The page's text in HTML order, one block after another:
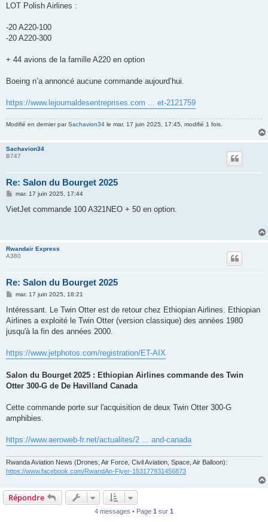
LOT Polish Airlines :
-20 A220-100
-20 A220-300
+ 44 avions de la famille A220 en option
Boeing n’a annoncé aucune commande aujourd’hui.
https://www.lejournaldesentreprises.com ... et-2121759
Modifié en dernier parSachavion34 le mar. 17 juin 2025, 17:45, modifié 1 fois.
Sachavion34
B747
Re: Salon du Bourget 2025
M
s
mar. 17 juin 2025, 17:44
VietJet commande 100 A321NEO + 50 en option.
Rwandair Express
A380
Re: Salon du Bourget 2025
M
s
a
g
mar. 17 juin 2025, 18:21
Intéressant. Le Twin Otter est de retour chez Ethiopian Airlines. Ethiopian
Airlines a exploité le Twin Otter (version classique) des années 1980
jusqu'à la fin des années 2000.
https://www.jetphotos.com/registration/ET-AIX
Salon du Bourget 2025 : Ethiopian Airlines commande des Twin
Otter 300-G de De Havilland Canada
Cette commande porte sur l'acquisition de deux Twin Otter 300-G
amphibies.
https://www.aeroweb-fr.net/actualites/2 ... and-canada
Rwanda Aviation News (Drones, Air Force, Civil Aviation, Space, Air Balloon):
https://www.facebook.com/RwandAn-Flyer-153177931456873
Répondre
4 messages • Page 1 sur 1